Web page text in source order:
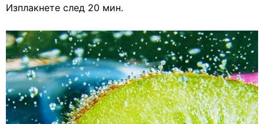
Изплакнете след 20 мин.